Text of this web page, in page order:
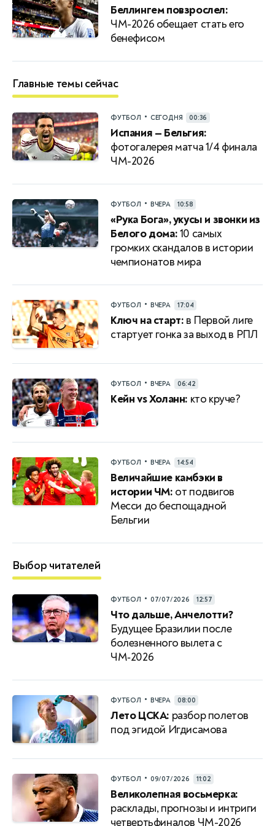
Беллингем повзрослел:
ЧМ-2026 обещает стать его
бенефисом
Главные темы сейчас
ФУТБОЛ • СЕГОДНЯ 00:36
Испания — Бельгия:
фотогалерея матча 1/4 финала
ЧМ-2026
ФУТБОЛ • ВЧЕРА 10:58
«Рука Бога», укусы и звонки из
Белого дома:10 самых
громких скандалов в истории
чемпионатов мира
ФУТБОЛ • ВЧЕРА 17:04
Ключ на старт: в Первой лиге
стартует гонка за выход в РПЛ
ФУТБОЛ • ВЧЕРА 06:42
Кейн vs Холанн: кто круче?
ФУТБОЛ • ВЧЕРА 14:54
Величайшие камбэки в
истории ЧМ: от подвигов
Месси до беспощадной
Бельгии
Выбор читателей
ФУТБОЛ • 07/07/2026 12:57
Что дальше, Анчелотти?
Будущее Бразилии после
болезненного вылета с
ЧМ‑2026
ФУТБОЛ • ВЧЕРА 08:00
Лето ЦСКА: разбор полетов
под эгидой Игдисамова
ФУТБОЛ • 09/07/2026 11:02
Великолепная восьмерка:
расклады, прогнозы и интриги
четвертьфиналов ЧМ-2026